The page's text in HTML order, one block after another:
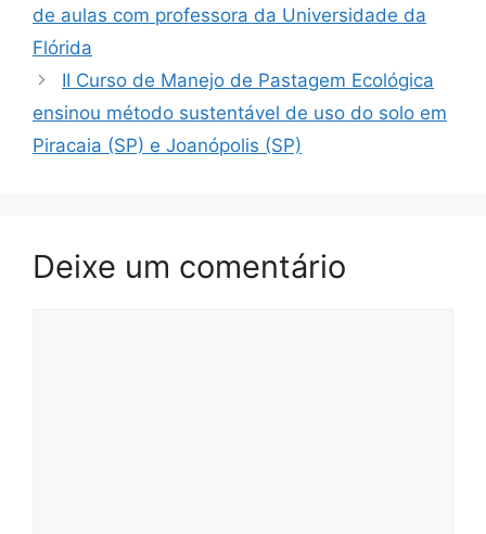
de aulas com professora da Universidade da
Flórida
II Curso de Manejo de Pastagem Ecológica
ensinou método sustentável de uso do solo em
Piracaia (SP) e Joanópolis (SP)
Deixe um comentário